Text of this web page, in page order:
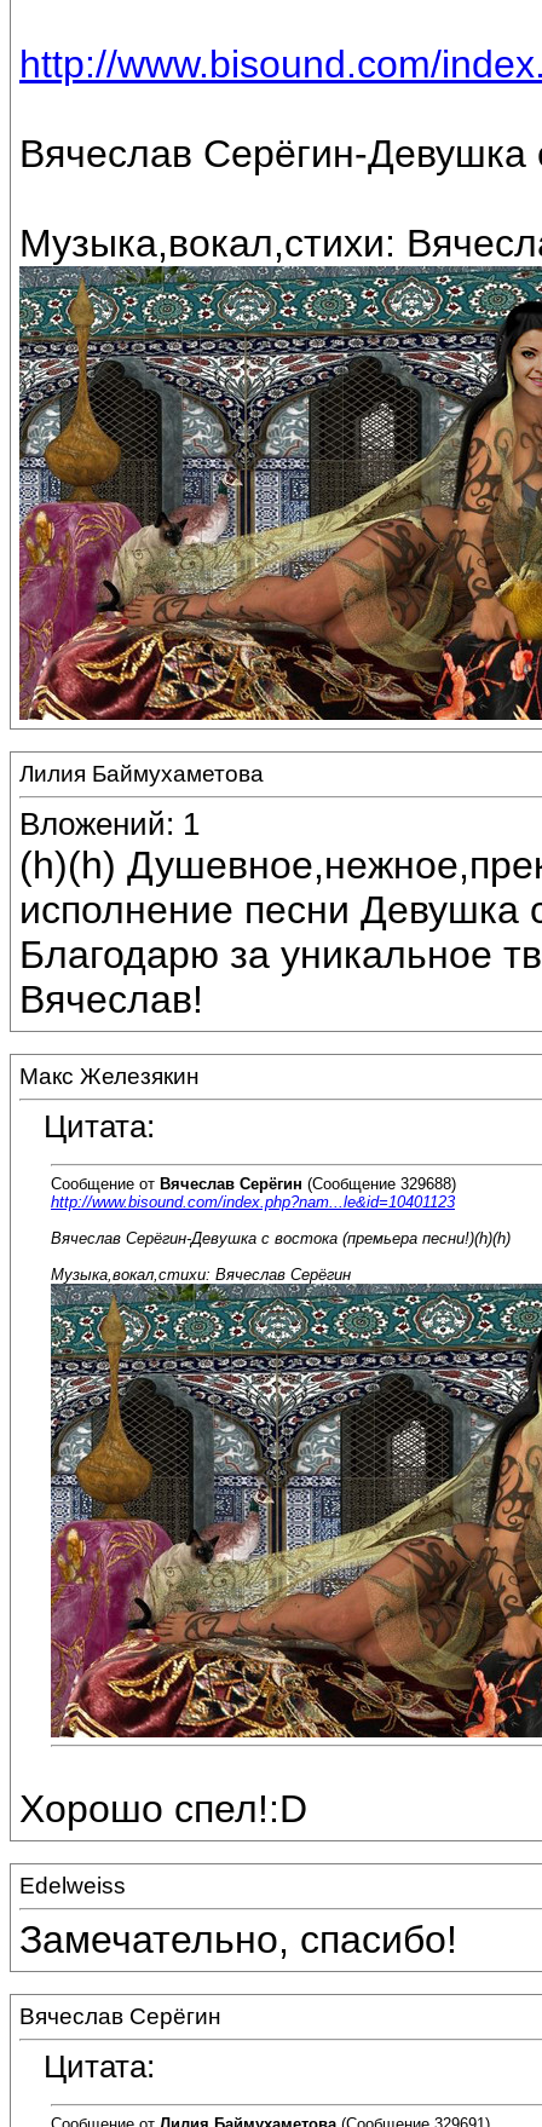
http://www.bisound.com/
Вячеслав Серёгин-Девушка
Музыка,вокал,стихи:
Лилия Баймухаметова
Вложений: 1
(h)(h)
исполнение песни Девушка
Благодарю за уникальное
Вячеслав!
Макс Железякин
Цитата:
Сообщение от Вячеслав Серёгин (Сообщение 329688)
http://www.bisound.com/index.php?nam...le&id=10401123
Вячеслав Серёгин-Девушка с востока (премьера песни!)(h)(h)
Музыка,вокал,стихи: Вячеслав Серёгин
Хорошо спел!:D
Edelweiss
Замечательно, спасибо!
Вячеслав Серёгин
Цитата: